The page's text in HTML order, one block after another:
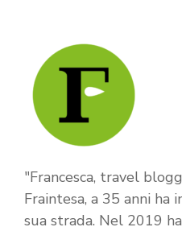
"Francesca, travel
Fraintesa, a 35 anni ha
sua strada. Nel 2019